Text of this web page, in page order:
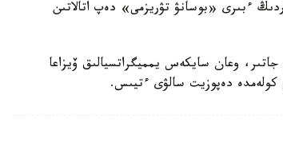
ءبىرى «بوسانۋ تۋريزمى» دەپ اتالاتىن
وعان سايكەس يمميگراتسيالىق ۆيزاعا